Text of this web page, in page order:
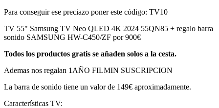
Para conseguir ese preciazo poner este código: TV10
TV 55" Samsung TV Neo QLED 4K 2024 55QN85 + regalo barra
sonido SAMSUNG HW-C450/ZF por 900€
Todos los productos gratis se añaden solos a la cesta.
Ademas nos regalan 1AÑO FILMIN SUSCRIPCION
La barra de sonido tiene un valor de 149€ aproximadamente.
Características TV: